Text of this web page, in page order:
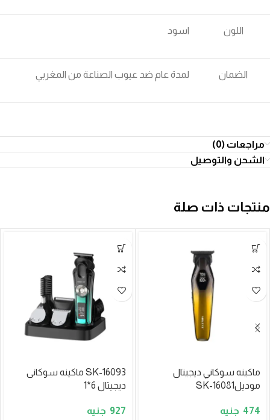
اللون اسود
الضمان لمدة عام ضد عيوب الصناعة من المغربي
مراجعات (0)
الشحن والتوصيل
منتجات ذات صلة
ماكينه سوكاني ديجيتال
موديلSK-16081
474
SK-16093 ماكينه سوكانى
ديجيتال 6*1
927